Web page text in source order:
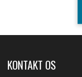
KONTAKT OS